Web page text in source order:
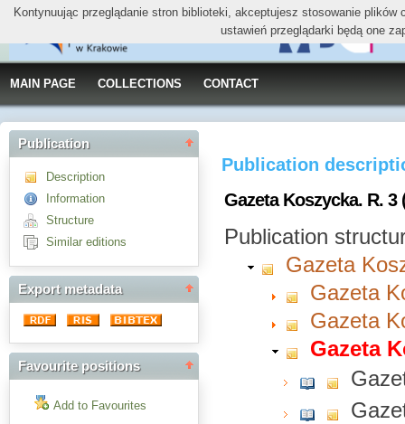
MAIN PAGE COLLECTIONS CONTACT
Publication
Description
Information
Structure
Similar editions
Export metadata
Favourite positions
Add to Favourites
Publication
Gazeta Koszycka. R. 3
Publication
Gazeta
Gazeta
Gazeta
Gazeta
Kontynuując przeglądanie stron biblioteki, akceptujesz stosowanie
ustawień przeglądarki będą one